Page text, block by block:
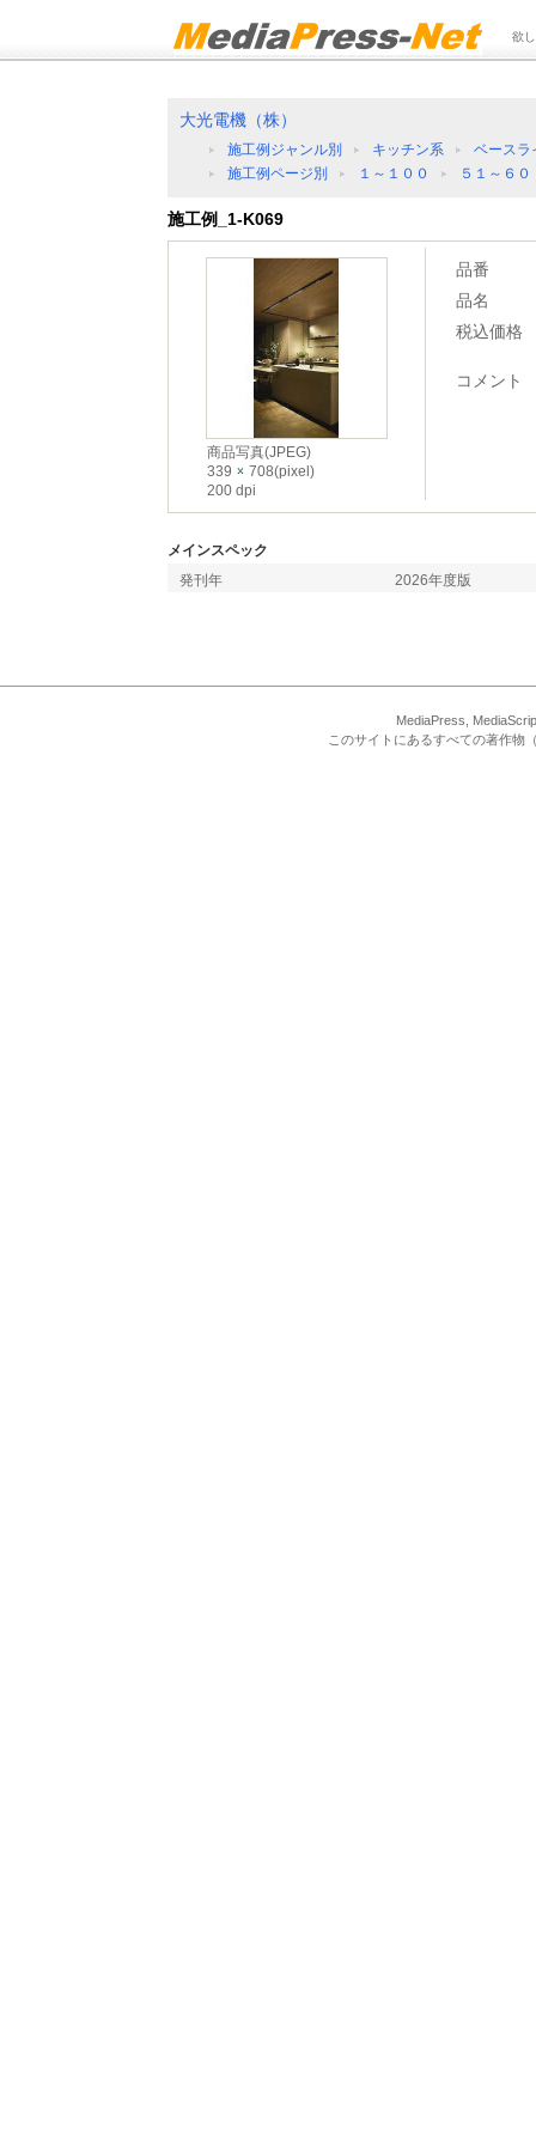
欲
大光電機（株）
施工例ジャンル別 キッチン系
ベースラ
施工例ページ別
１～１００ ５１～６０
施工例_1-K069
商品写真(JPEG)
339
708(pixel)
200 dpi
品番
品名
税込価格
コメント
メインスペック
発刊年
2026年度版
MediaPress,
このサイトにあるすべての著作物